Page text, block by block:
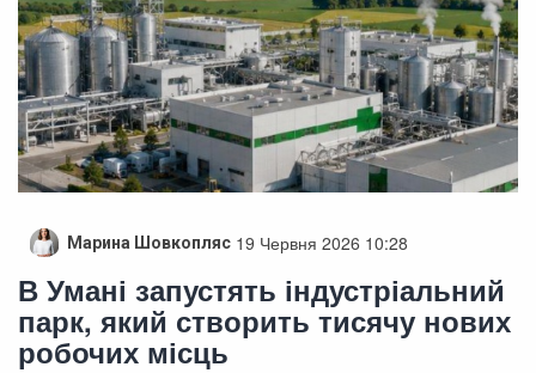
Марина Шовкопляс 19 Червня 2026 10:28
В Умані запустять індустріальний
парк, який створить тисячу нових
робочих місць